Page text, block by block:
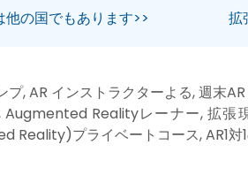
他の国でもあります>> 拡
, AR インストラクターよる, 週末
Realityレーナー, 拡張
プライベートコース, AR1対